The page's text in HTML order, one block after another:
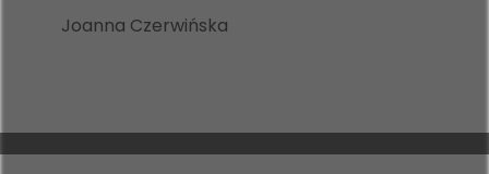
Joanna Czerwińska